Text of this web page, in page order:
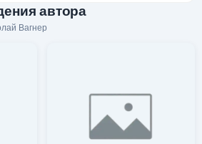
автора
Вагнер